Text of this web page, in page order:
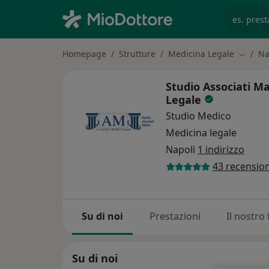
Homepage Strutture Medicina Legale
Studio Associati
Legale
Studio Medico
Medicina legale
Napoli 1 indirizzo
43
Su di noi Prestazioni Il nostro
Su di noi